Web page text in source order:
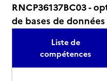
RNCP36137BC03 -
de bases de
Liste de
compétences